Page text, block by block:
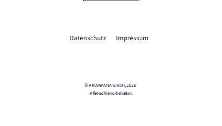
Datenschutz Impressum
© AKOMPANA GmbH, 2026
Alle Rechte vorbehalten.